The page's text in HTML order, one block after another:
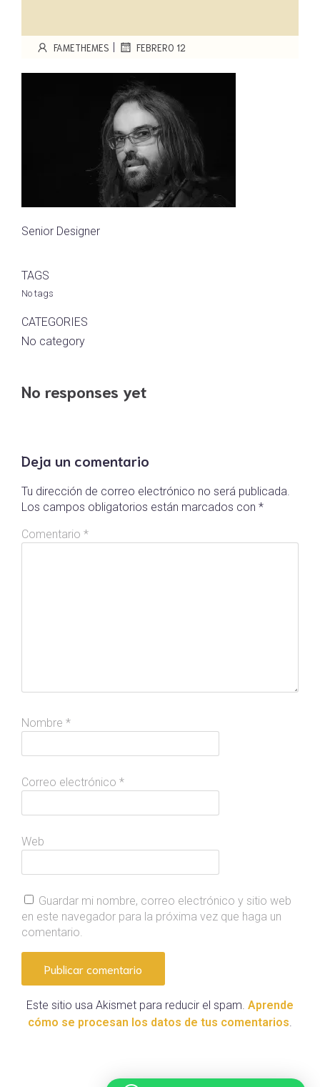
FAMETHEMES | FEBRERO 12
Senior Designer
TAGS
No tags
CATEGORIES
No category
No responses yet
Deja un comentario
Tu dirección de correo electrónico no será publicada.
Los campos obligatorios están marcados con *
Comentario *
Nombre *
Correo electrónico *
Web
Guardar mi nombre, correo electrónico y sitio web
en este navegador para la próxima vez que haga un
comentario.
Este sitio usa Akismet para reducir el spam. Aprende
cómo se procesan los datos de tus comentarios